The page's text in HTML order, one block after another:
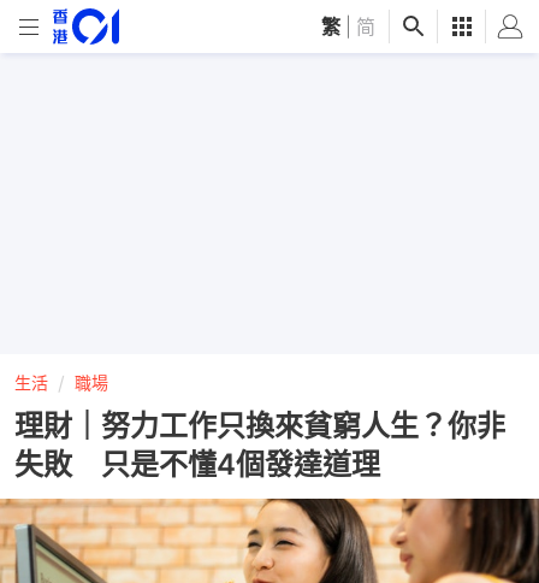
繁 简
生活 職場
理財｜努力工作只換來貧窮人生？你非
失敗 只是不懂4個發達道理